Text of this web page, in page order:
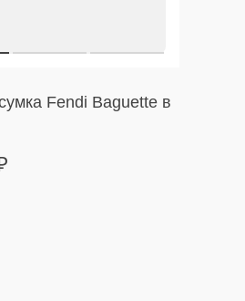
Fendi Baguette в